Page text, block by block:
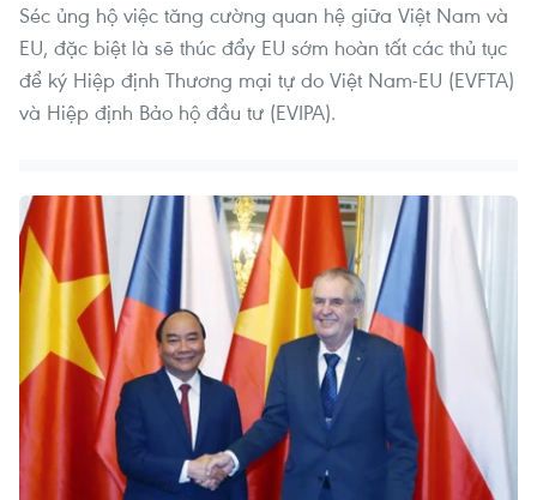
Séc ủng hộ việc tăng cường quan hệ giữa Việt Nam và
EU, đặc biệt là sẽ thúc đẩy EU sớm hoàn tất các thủ tục
để ký Hiệp định Thương mại tự do Việt Nam-EU (EVFTA)
và Hiệp định Bảo hộ đầu tư (EVIPA).